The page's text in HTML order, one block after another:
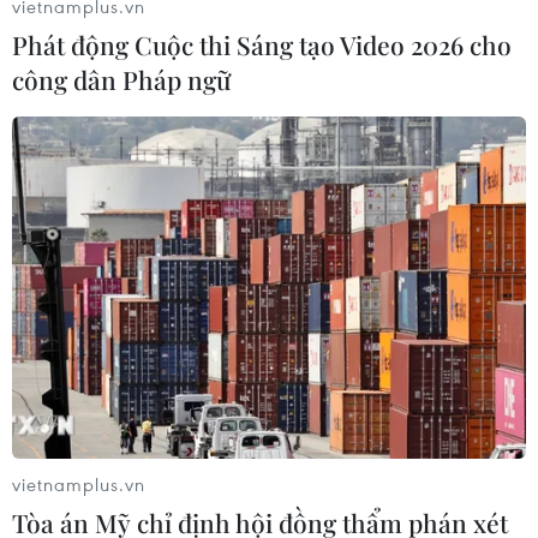
lần chiếu vào thủ môn TấnTrường của đội tuyển
Việt Nam./.
Huy Đỗ (Vietnam+)
vietnamplus.vn
Phát động Cuộc thi Sáng tạo Video 2026 cho
công dân Pháp ngữ
vietnamplus.vn
Tòa án Mỹ chỉ định hội đồng thẩm phán xét